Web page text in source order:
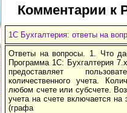
Комментарии к
1С Бухгалтерия: ответы на
Ответы на вопросы. 1. Что
Программа 1С: Бухгалтерия
предос­тавляет
количественного учета.
любом счете или субсчете.
учета на счете включается на
(графа